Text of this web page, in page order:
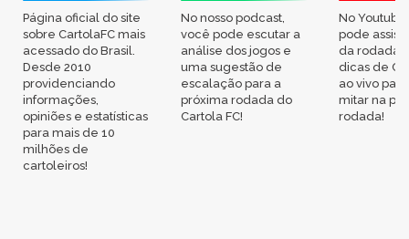
Página oficial do site
sobre CartolaFC mais
acessado do Brasil.
Desde 2010
providenciando
informações,
opiniões e estatísticas
para mais de 10
milhões de
cartoleiros!
No nosso podcast,
você pode escutar a
análise dos jogos e
uma sugestão de
escalação para a
próxima rodada do
Cartola FC!
No
pode
da rodada,
dicas de
ao vivo
mitar na
rodada!